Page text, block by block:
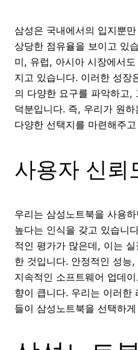
삼성은 국내에서의 입지뿐
상당한 점유율을 보이고 있
미, 유럽, 아시아 시장에서
지고 있습니다. 이러한 성장
의 다양한 요구를 파악하고,
덕분입니다. 즉, 우리가 원
다양한 선택지를 마련해주
사용자 신뢰
우리는 삼성노트북을 사용
높다는 인식을 갖고 있습니
적인 평가가 많은데, 이는
한 것입니다. 안정적인 성능
지속적인 소프트웨어 업데
향이 큽니다. 우리는 이러한
들이 삼성노트북을 선택하